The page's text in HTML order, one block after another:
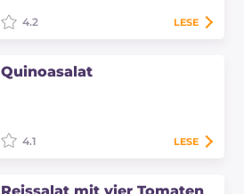
Kirschtomaten ist ein frisches,
einfaches und schnelles
4.2 LESE
Quinoasalat
leichtes und schnelles
4.1 LESE